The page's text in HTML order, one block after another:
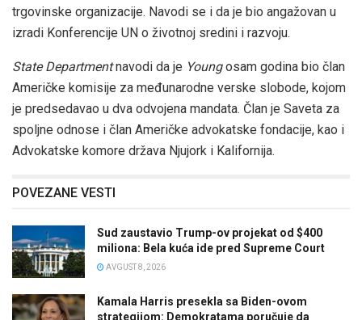
trgovinske organizacije. Navodi se i da je bio angažovan u
izradi Konferencije UN o životnoj sredini i razvoju.
State Departmentnavodi da je Youngosam godina bio član
Američke komisije za međunarodne verske slobode, kojom
je predsedavao u dva odvojena mandata. Član je Saveta za
spoljne odnose i član Američke advokatske fondacije, kao i
Advokatske komore država Njujork i Kalifornija.
POVEZANE VESTI
Sud zaustavio Trump-ov projekat od $400
miliona: Bela kuća ide pred Supreme Court
AVGUST 8, 2026
Kamala Harris presekla sa Biden-ovom
strategijom: Demokratama poručuje da